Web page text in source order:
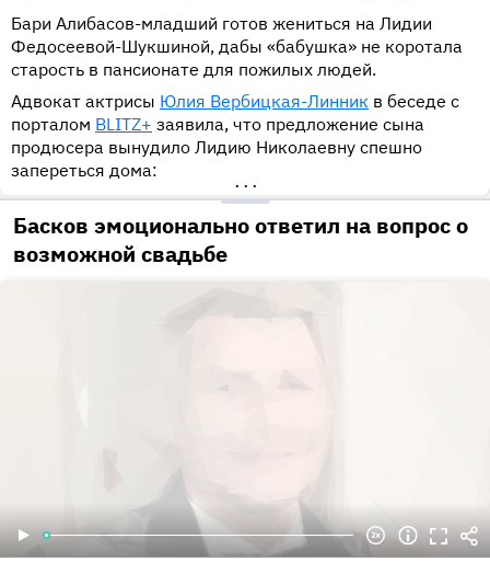
Бари Алибасов-младший готов жениться на Лидии
Федосеевой-Шукшиной, дабы «бабушка» не коротала
старость в пансионате для пожилых людей.
Адвокат актрисы Юлия Вербицкая-Линник в беседе с
порталом BLITZ+ заявила, что предложение сына
продюсера вынудило Лидию Николаевну спешно
запереться дома:
•••
Басков эмоционально ответил на вопрос о
возможной свадьбе